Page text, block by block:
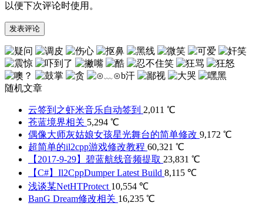
以便下次评论时使用。
随机文章
云签到之虾米音乐自动签到 2,011 ℃
苍蓝境界相关 5,294 ℃
偶像大师灰姑娘女孩星光舞台的简单修改 9,172 ℃
超简单的il2cpp游戏修改教程 60,321 ℃
【2017-9-29】碧蓝航线音频提取 23,831 ℃
【C#】Il2CppDumper Latest Build 8,115 ℃
浅谈某NetHTProtect 10,554 ℃
BanG Dream修改相关 16,235 ℃